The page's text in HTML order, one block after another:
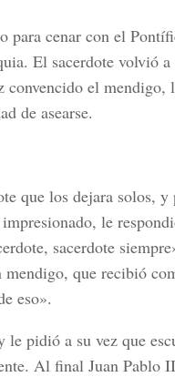
para cenar con el
El sacerdote volvió
convencido el mendigo,
de asearse.
que los dejara solos,
le
sacerdote
que recibió
eso».
pidió a su vez que
Al final Juan Pablo